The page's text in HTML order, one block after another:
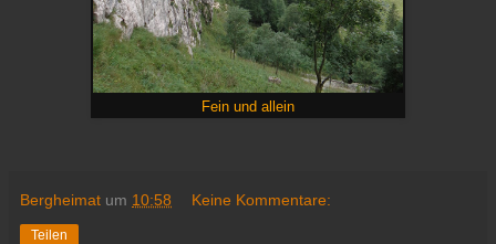
Fein und allein
Bergheimat um 10:58 Keine Kommentare:
Teilen